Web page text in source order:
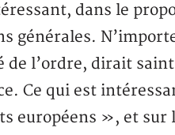
dans le
générales.
l’ordre, dirait
Ce qui est
européens », et